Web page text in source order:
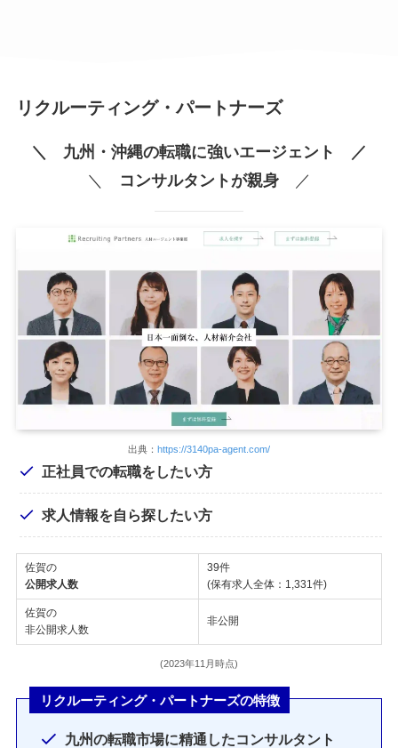
リクルーティング・パートナーズ
＼ 九州・沖縄の転職に強いエージェント ／
＼ コンサルタントが親身 ／
出典： https://3140pa-agent.com/
正社員での転職をしたい方
求人情報を自ら探したい方
佐賀の
公開求人数
39件
(保有求人全体：1,331件)
佐賀の
非公開求人数
非公開
(2023年11月時点)
リクルーティング・パートナーズの特徴
九州の転職市場に精通したコンサルタント